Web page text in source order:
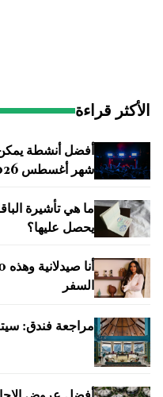
الأكثر قراءة
أفضل أنشطة يمكن
شهر أغسطس 2026
ما هي تأشيرة
يحصل عليها؟
السفر
مراجعة فندق: